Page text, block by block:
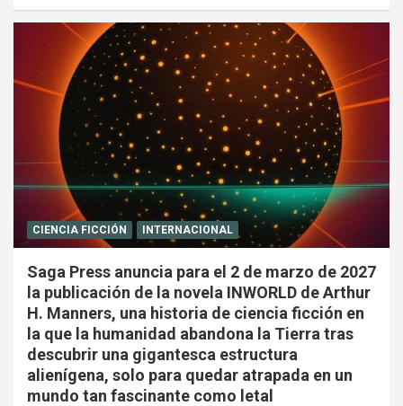
CIENCIA FICCIÓN INTERNACIONAL
Saga Press anuncia para el 2 de marzo de 2027
la publicación de la novela INWORLD de Arthur
H. Manners, una historia de ciencia ficción en
la que la humanidad abandona la Tierra tras
descubrir una gigantesca estructura
alienígena, solo para quedar atrapada en un
mundo tan fascinante como letal